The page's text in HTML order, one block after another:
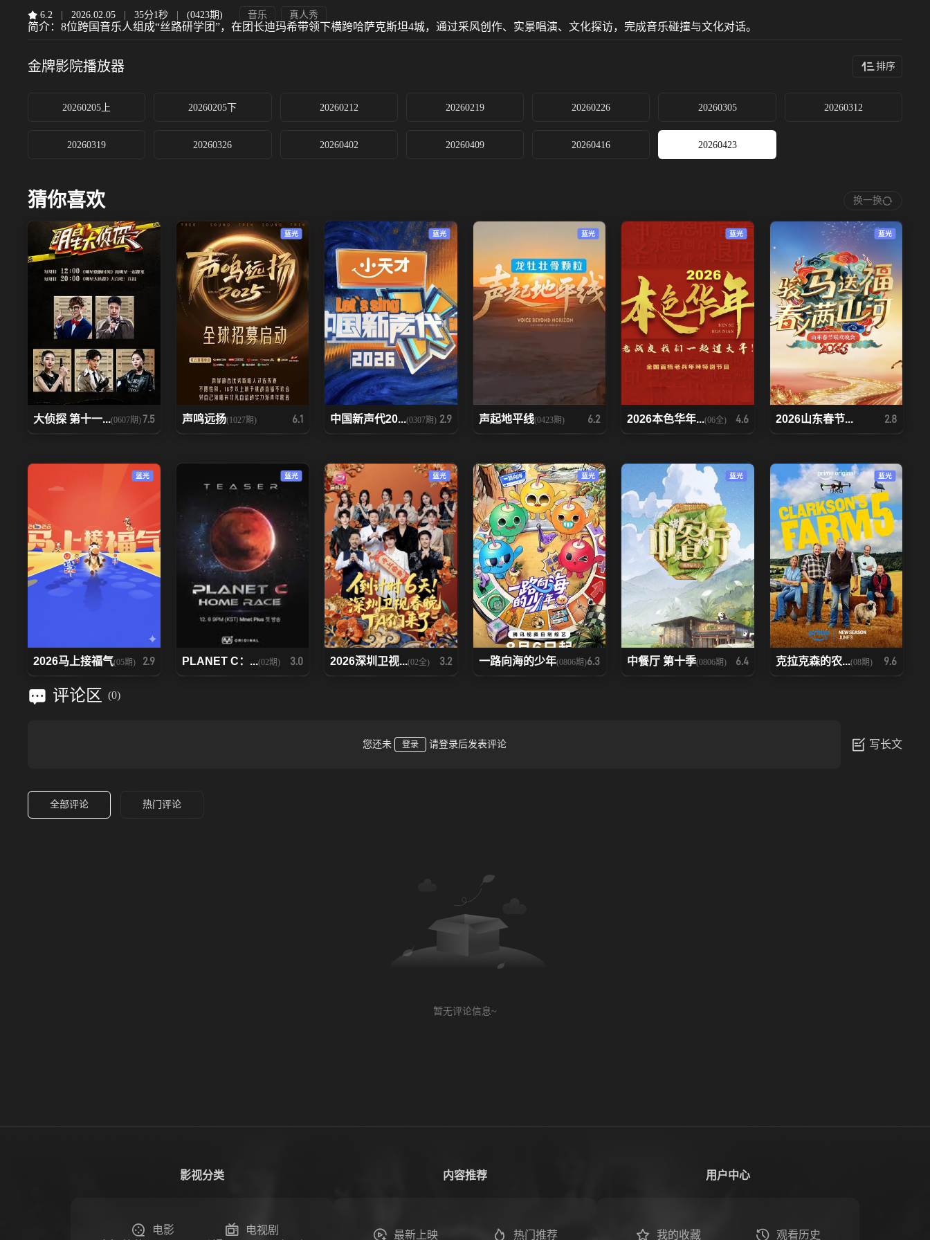
6.2 2026.02.05 35分1秒 (0423期) 音乐 真人秀
简介： 8位跨国音乐人组成“丝路研学团”，在团长迪玛希带领下横跨哈萨克斯坦4城，通过采风创作、实景唱演、文化探访，完成音乐碰撞与文化对话。
金牌影院播放器 排序
20260205上 20260205下 20260212 20260219 20260226 20260305 20260312
20260319 20260326 20260402 20260409 20260416 20260423
猜你喜欢 换一换
大侦探 第十一...(0607期)7.5
蓝光
声鸣远扬(1027期) 6.1
蓝光
中国新声代20...(0307期) 2.9
蓝光
声起地平线(0423期) 6.2
蓝光
2026本色华年...(06全) 4.6
蓝光
2026山东春节... 2.8
蓝光
2026马上接福气(05期) 2.9
蓝光
PLANET C：...(02期) 3.0
蓝光
2026深圳卫视...(02全) 3.2
蓝光
一路向海的少年(0806期)6.3
蓝光
中餐厅 第十季(0806期) 6.4
蓝光
克拉克森的农...(08期) 9.6
评论区 (0)
您还未 登录 请登录后发表评论 写长文
全部评论 热门评论
暂无评论信息~
影视分类
电影
电视剧
内容推荐
最新上映 热门推荐
用户中心
我的收藏 观看历史